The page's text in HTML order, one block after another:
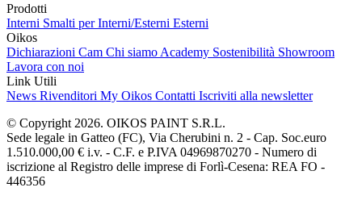
Prodotti
Interni Smalti per Interni/Esterni Esterni
Oikos
Dichiarazioni Cam Chi siamo Academy Sostenibilità Showroom
Lavora con noi
Link Utili
News Rivenditori My Oikos Contatti Iscriviti alla newsletter
© Copyright 2026. OIKOS PAINT S.R.L.
Sede legale in Gatteo (FC), Via Cherubini n. 2 - Cap. Soc.euro
1.510.000,00 € i.v. - C.F. e P.IVA 04969870270 - Numero di
iscrizione al Registro delle imprese di Forlì-Cesena: REA FO -
446356